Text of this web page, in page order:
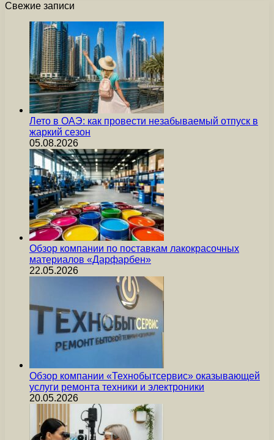
Свежие записи
Лето в ОАЭ: как провести незабываемый отпуск в
жаркий сезон
05.08.2026
Обзор компании по поставкам лакокрасочных
материалов «Дарфарбен»
22.05.2026
Обзор компании «Технобытсервис» оказывающей
услуги ремонта техники и электроники
20.05.2026